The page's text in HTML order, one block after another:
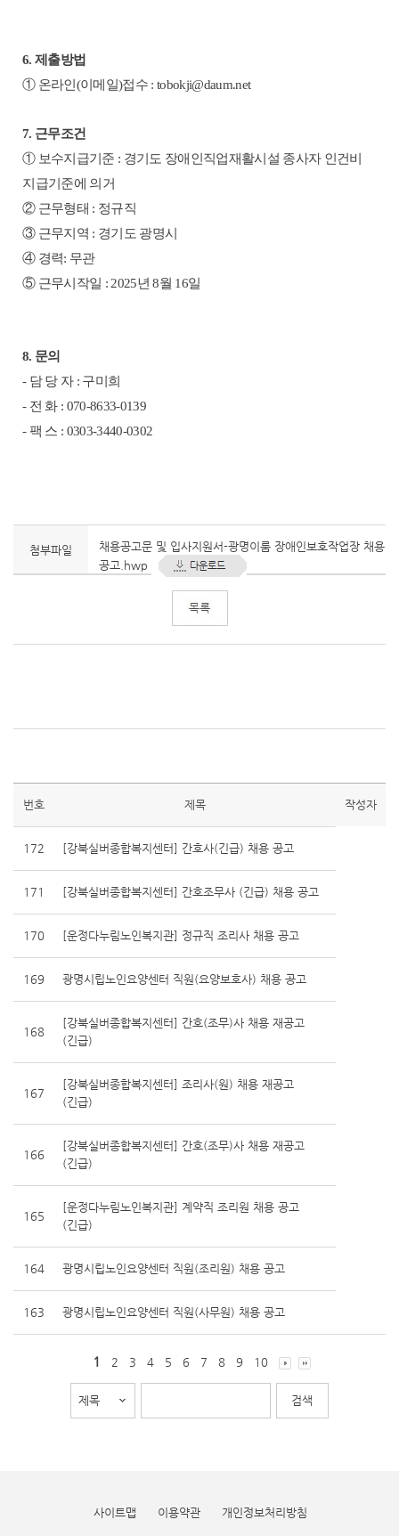
6. 제출방법
① 온라인 (이메일)접수 : tobokji@daum.net
7. 근무조건
① 보수지급기준 : 경기도 장애인직업재활시설 종사자 인건비
지급기준에 의거
② 근무형태 : 정규직
③ 근무지역 : 경기도 광명시
④ 경력: 무관
⑤ 근무시작일 : 2025년8월 16일
8. 문의
- 담 당 자 : 구미희
- 전 화 : 070-8633-0139
-팩 스 : 0303-3440-0302
첨부파일
채용공고문 및 입사지원서-광명이룸 장애인보호작업장 채용
공고.hwp
번호 제목 작성자
172 [강북실버종합복지센터] 간호사(긴급) 채용 공고
171 [강북실버종합복지센터] 간호조무사 (긴급) 채용 공고
170 [운정다누림노인복지관] 정규직 조리사 채용 공고
169 광명시립노인요양센터 직원(요양보호사) 채용 공고
168
[강북실버종합복지센터] 간호(조무)사 채용 재공고
(긴급)
167
[강북실버종합복지센터] 조리사(원) 채용 재공고
(긴급)
166
[강북실버종합복지센터] 간호(조무)사 채용 재공고
(긴급)
165
[운정다누림노인복지관] 계약직 조리원 채용 공고
(긴급)
164 광명시립노인요양센터 직원(조리원) 채용 공고
163 광명시립노인요양센터 직원(사무원) 채용 공고
1 2 3 4 5 6 7 8 9 10
사이트맵 이용약관 개인정보처리방침